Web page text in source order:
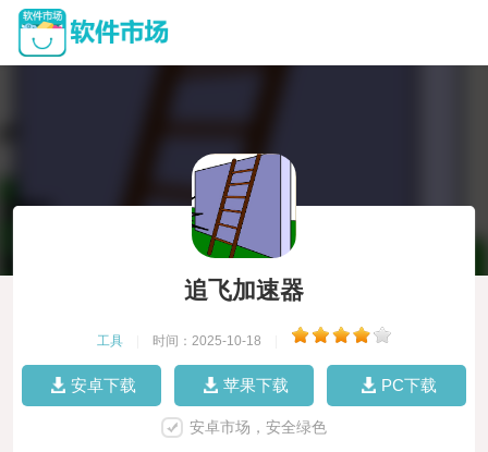
追飞加速器
工具 时间：2025-10-18
安卓下载 苹果下载 PC下载
安卓市场，安全绿色